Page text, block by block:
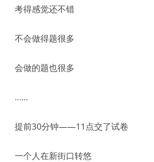
考得感觉还不错
不会做得题很多
会做的题也很多
……
提前30分钟——11点交了试卷
一个人在新街口转悠